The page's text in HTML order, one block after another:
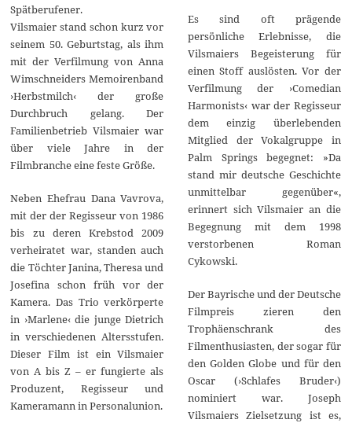
Spätberufener.
Vilsmaier stand schon kurz vor
seinem 50. Geburtstag, als ihm
mit der Verfilmung von Anna
Wimschneiders Memoirenband
›Herbstmilch‹ der große
Durchbruch gelang. Der
Familienbetrieb Vilsmaier war
über viele Jahre in der
Filmbranche eine feste Größe.
Neben Ehefrau Dana Vavrova,
mit der der Regisseur von 1986
bis zu deren Krebstod 2009
verheiratet war, standen auch
die Töchter Janina, Theresa und
Josefina schon früh vor der
Kamera. Das Trio verkörperte
in ›Marlene‹ die junge Dietrich
in verschiedenen Altersstufen.
Dieser Film ist ein Vilsmaier
von A bis Z – er fungierte als
Produzent, Regisseur und
Kameramann in Personalunion.
Es sind oft prägende
persönliche Erlebnisse, die
Vilsmaiers Begeisterung für
einen Stoff auslösten. Vor der
Verfilmung der ›Comedian
Harmonists‹ war der Regisseur
dem einzig überlebenden
Mitglied der Vokalgruppe in
Palm Springs begegnet: »Da
stand mir deutsche Geschichte
unmittelbar gegenüber«,
erinnert sich Vilsmaier an die
Begegnung mit dem 1998
verstorbenen Roman
Cykowski.
Der Bayrische und der Deutsche
Filmpreis zieren den
Trophäenschrank des
Filmenthusiasten, der sogar für
den Golden Globe und für den
Oscar (›Schlafes Bruder‹)
nominiert war. Joseph
Vilsmaiers Zielsetzung ist es,